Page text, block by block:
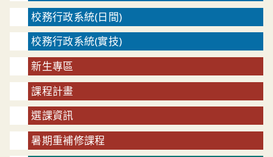
校務行政系統(日間)
校務行政系統(實技)
新生專區
課程計畫
選課資訊
暑期重補修課程